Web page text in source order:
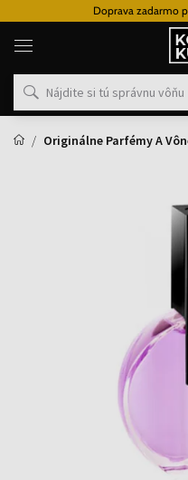
Doprava zadarmo
na
Originálne Parfémy A